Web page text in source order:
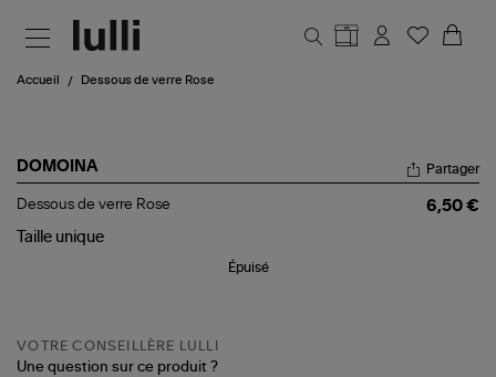
Accueil Dessous de verre Rose
DOMOINA
Dessous
verre
Partager
Dessous de verre Rose
6,50 €
Taille unique
Épuisé
VOTRE CONSEILLÈRE LULLI
Une question sur ce produit ?